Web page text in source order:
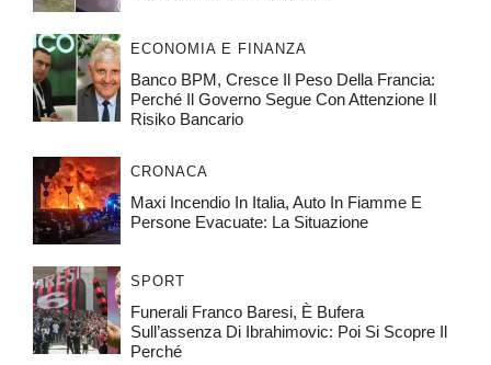
ECONOMIA E FINANZA
Banco BPM, Cresce Il Peso Della Francia:
Perché Il Governo Segue Con Attenzione Il
Risiko Bancario
CRONACA
Maxi Incendio In Italia, Auto In Fiamme E
Persone Evacuate: La Situazione
SPORT
Funerali Franco Baresi, È Bufera
Sull’assenza Di Ibrahimovic: Poi Si Scopre Il
Perché